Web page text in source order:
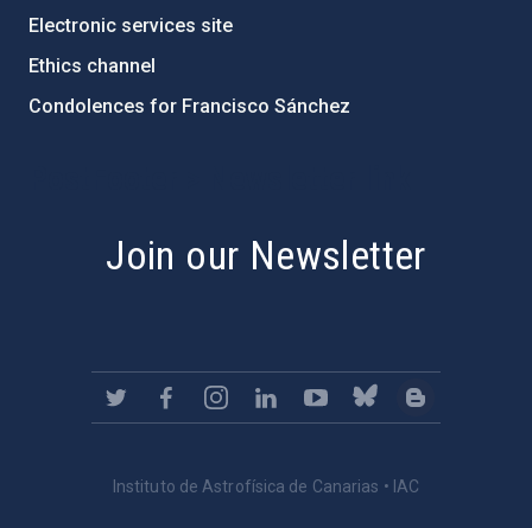
Electronic services site
Ethics channel
Condolences for Francisco Sánchez
Join our Newsletter
Instituto de Astrofísica de Canarias • IAC